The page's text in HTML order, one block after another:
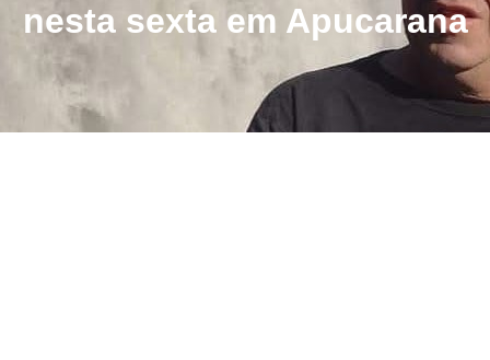
nesta sexta em Apucarana